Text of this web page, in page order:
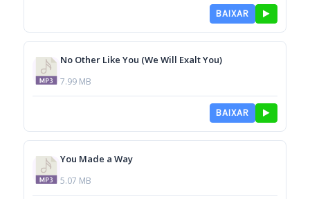
BAIXAR
No Other Like You (We Will Exalt You)
7.99 MB
BAIXAR
You Made a Way
5.07 MB